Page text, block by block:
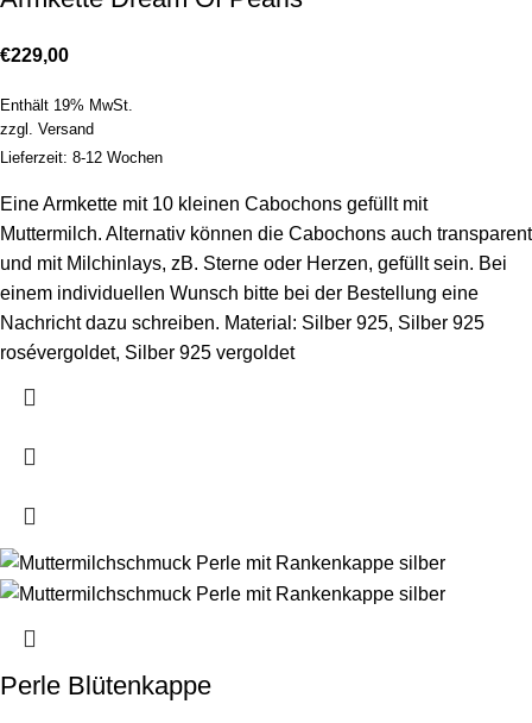
€229,00
Enthält 19% MwSt.
zzgl. Versand
Lieferzeit: 8-12 Wochen
Eine Armkette mit 10 kleinen Cabochons gefüllt mit
Muttermilch. Alternativ können die Cabochons auch transparent
und mit Milchinlays, zB. Sterne oder Herzen, gefüllt sein. Bei
einem individuellen Wunsch bitte bei der Bestellung eine
Nachricht dazu schreiben. Material: Silber 925, Silber 925
rosévergoldet, Silber 925 vergoldet
Perle Blütenkappe